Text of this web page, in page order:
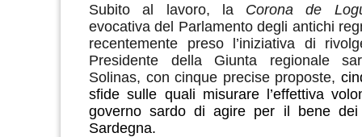
Subito al lavoro, la Corona de
evocativa del Parlamento degli antichi
recentemente preso l’iniziativa di
Presidente della Giunta regionale
Solinas, con cinque precise proposte,
sfide sulle quali misurare l’effettiva
governo sardo di agire per il bene
Sardegna.